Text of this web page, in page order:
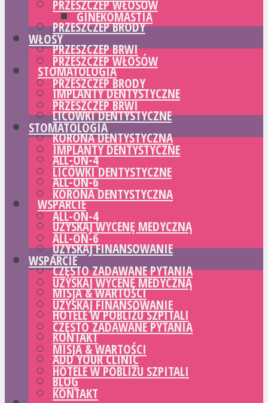
PRZESZCZEP WŁOSÓW
PRZESZCZEP BRODY
PRZESZCZEP BRWI
STOMATOLOGIA
IMPLANTY DENTYSTYCZNE
LICÓWKI DENTYSTYCZNE
KORONA DENTYSTYCZNA
ALL-ON-4
ALL-ON-6
WSPARCIE
UZYSKAJ WYCENĘ MEDYCZNĄ
UZYSKAJ FINANSOWANIE
CZĘSTO ZADAWANE PYTANIA
MISJA & WARTOŚCI
HOTELE W POBLIŻU SZPITALI
KONTAKT
ADD YOUR CLINIC
BLOG
GINEKOMASTIA
WŁOSY
PRZESZCZEP WŁOSÓW
PRZESZCZEP BRODY
PRZESZCZEP BRWI
STOMATOLOGIA
IMPLANTY DENTYSTYCZNE
LICÓWKI DENTYSTYCZNE
KORONA DENTYSTYCZNA
ALL-ON-4
ALL-ON-6
WSPARCIE
UZYSKAJ WYCENĘ MEDYCZNĄ
UZYSKAJ FINANSOWANIE
CZĘSTO ZADAWANE PYTANIA
MISJA & WARTOŚCI
HOTELE W POBLIŻU SZPITALI
KONTAKT